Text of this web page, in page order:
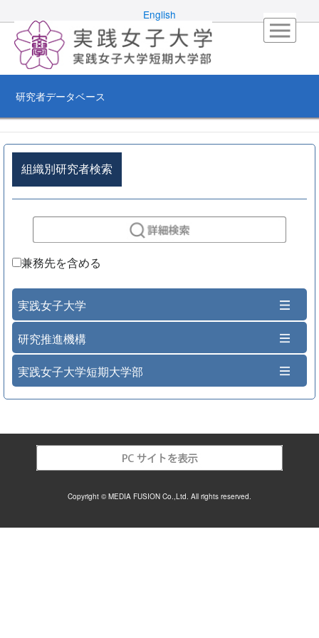
English
研究者データベース
組織別研究者検索
兼務先を含める
実践女子大学
研究推進機構
実践女子大学短期大学部
Copyright © MEDIA FUSION Co.,Ltd. All rights reserved.